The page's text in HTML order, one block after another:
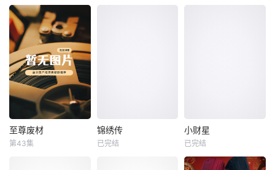
至尊废材
至尊废材
第43集
锦绣传
锦绣传
已完结
小财星
小财星
已完结